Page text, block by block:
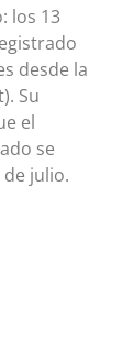
los 13
desde la
Su
el
se
julio.